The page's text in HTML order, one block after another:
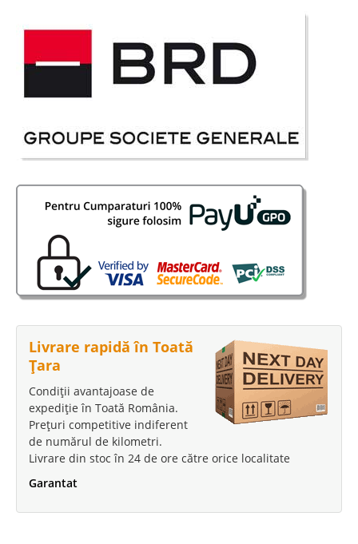
-31%
Canapea Extensibila 3 Locuri Vegas
Red
Canapele Extensibile 3 Locuri cu Lada depozitare - Vegas Red Va doriti o
sa aibe lada pentru depozitarea lenjeriei, sa aibe o constructie solida si sa
fie foarte confortabila ? Canapeaua..
1.725 Lei
Stoc Epuizat - Indisponibil
Adauga la Favorite
Livrare rapidă în Toată
Țara
Condiții avantajoase de
expediție în Toată România.
Prețuri competitive indiferent
de numărul de kilometri.
Livrare din stoc în 24 de ore către orice localitate
Garantat